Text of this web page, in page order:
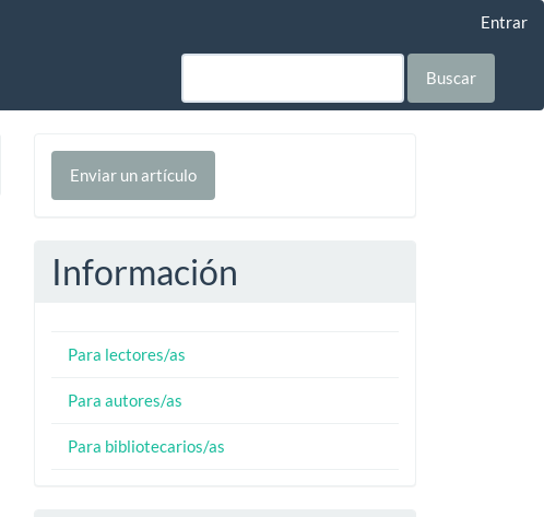
Entrar
Buscar
Enviar
unEnviar un artículo
Información
Para lectores/as
Para autores/as
Para bibliotecarios/as